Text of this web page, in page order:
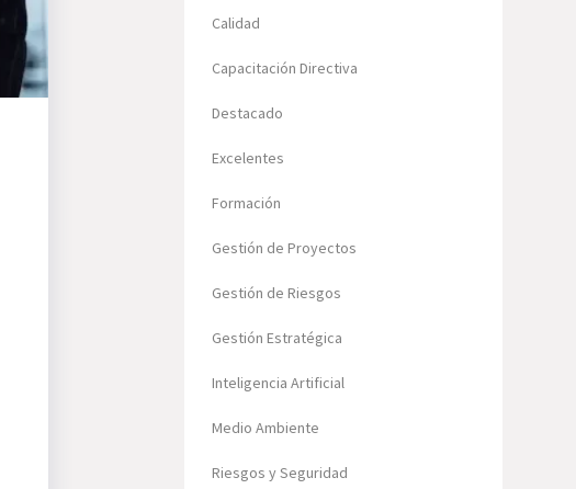
Calidad
Capacitación Directiva
Destacado
Excelentes
Formación
Gestión de Proyectos
Gestión de Riesgos
Gestión Estratégica
Inteligencia Artificial
Medio Ambiente
Riesgos y Seguridad